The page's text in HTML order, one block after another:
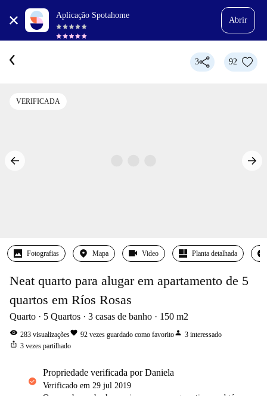
Aplicação Spotahome
Abrir
3 92
VERIFICADA
Fotografias Mapa Video Planta detalhada
Neat quarto para alugar em apartamento de 5
quartos em Ríos Rosas
Quarto 5 Quartos 3 casas de banho 150 m2
visibility 283 visualizaçõesfavorite 92 vezes guardado como favoritoperson 3 interessado
ios_share 3 vezes partilhado
propriedade verificada por Daniela
Verificado em 29 jul 2019